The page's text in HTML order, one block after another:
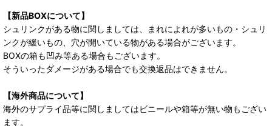
【新品BOXについて】
シュリンクがある物に関しましては、まれによれが多いもの・シュリ
ンクが緩いもの、穴が開いている物がある場合がございます。
BOXの箱も凹み等ある場合もございます。
そういったダメージがある場合でも交換返品はできません。
【海外商品について】
海外のサプライ品等に関しましてはビニールや箱等が無い物もござい
ます。